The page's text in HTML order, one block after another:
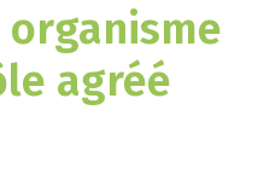
organisme
agréé